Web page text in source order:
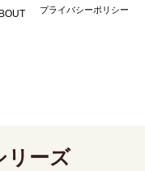
​プライバシーポリシー
リーズ